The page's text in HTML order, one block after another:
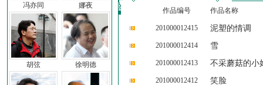
冯亦同 娜夜
胡弦 徐明德
作品编号 作品名称
201000012415 泥塑的情调
201000012414 雪
201000012413 不采蘑菇的小
201000012412 笑脸